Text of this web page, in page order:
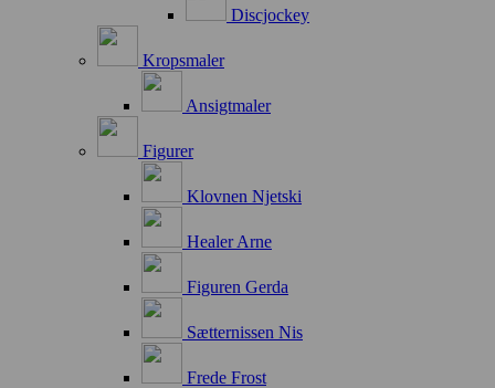
Discjockey
Kropsmaler
Ansigtmaler
Figurer
Klovnen Njetski
Healer Arne
Figuren Gerda
Sætternissen Nis
Frede Frost